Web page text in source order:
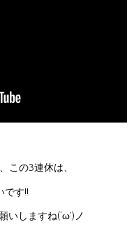
この3連休は、
です!!
いしますね(‘ω’)ノ